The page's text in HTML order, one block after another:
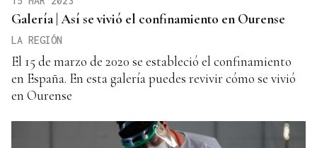
Galería | Así se vivió el confinamiento en Ourense
LA REGIÓN
El 15 de marzo de 2020 se estableció el confinamiento
en España. En esta galería puedes revivir cómo se vivió
en Ourense